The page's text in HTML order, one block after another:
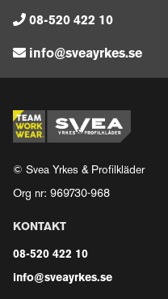
08-520 422 10
info@sveayrkes.se
© Svea Yrkes & Profilkläder
Org nr: 969730-968
KONTAKT
08-520 422 10
info@sveayrkes.se